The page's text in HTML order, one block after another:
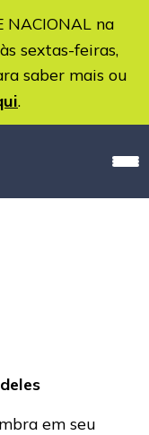
NACIONAL na
sextas-feiras,
saber mais ou
.
em seu